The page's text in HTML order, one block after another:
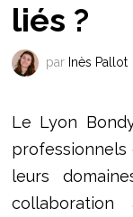
liés ?
par Inès Pallot
Le Lyon
leurs